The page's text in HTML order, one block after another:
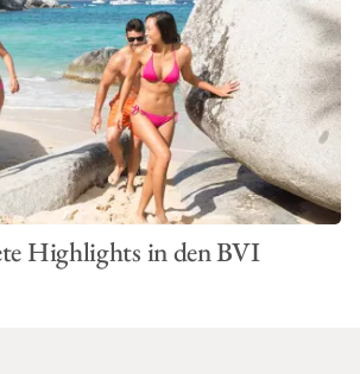
Highlights in den BVI